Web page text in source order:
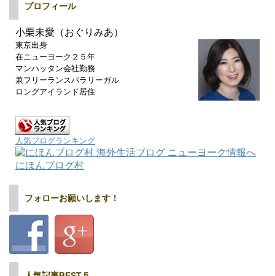
プロフィール
小栗未愛（おぐりみあ）
東京出身
在ニューヨーク２５年
マンハッタン会社勤務
兼フリーランスパラリーガル
ロングアイランド居住
人気ブログランキング
にほんブログ村
フォローお願いします！